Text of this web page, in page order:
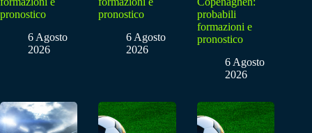
pronostico
6 Agosto
2026
pronostico
6 Agosto
2026
probabili
formazioni e
pronostico
6 Agosto
2026